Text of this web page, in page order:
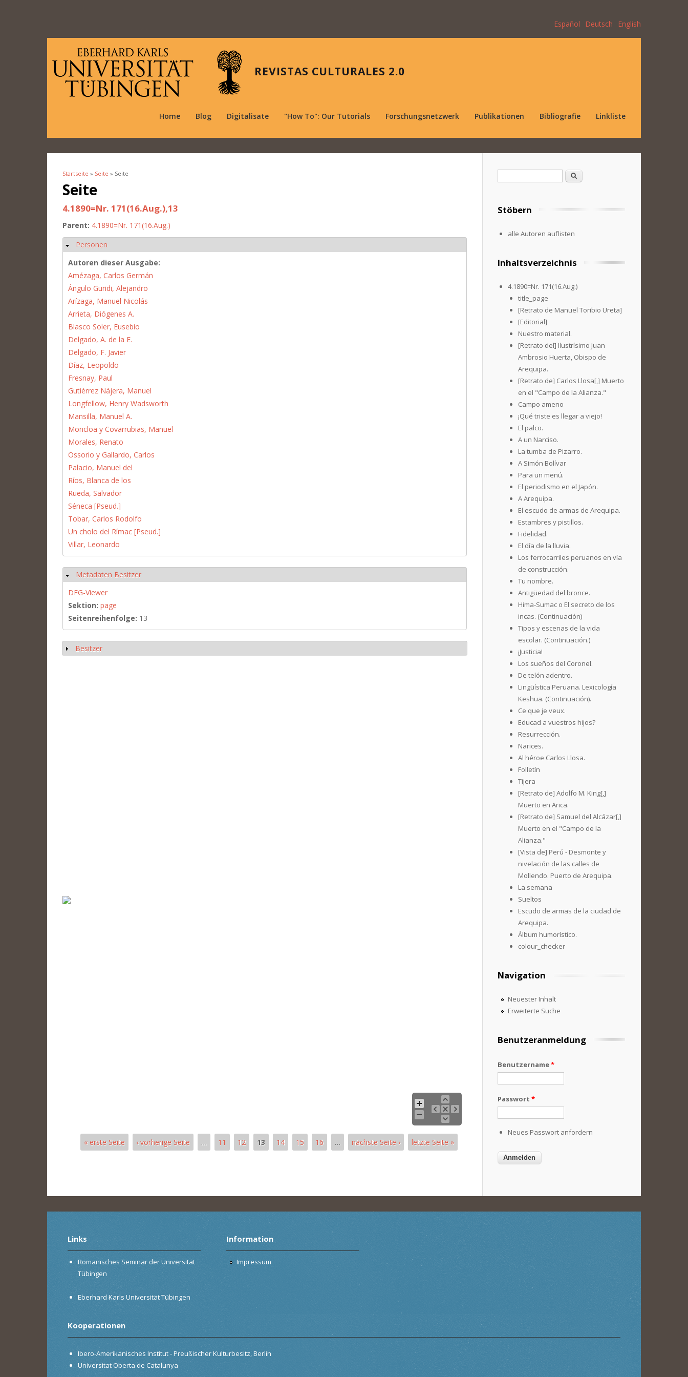
Español Deutsch English
REVISTAS CULTURALES 2.0
Home Blog Digitalisate "How To": Our Tutorials Forschungsnetzwerk Publikationen Bibliografie Linkliste
Sie sind hier
Startseite » Seite » Seite
Seite
4.1890=Nr. 171(16.Aug.),13
Parent: 4.1890=Nr. 171(16.Aug.)
Ausblenden
Personen
Autoren dieser Ausgabe:
Amézaga, Carlos Germán
Ángulo Guridi, Alejandro
Arízaga, Manuel Nicolás
Arrieta, Diógenes A.
Blasco Soler, Eusebio
Delgado, A. de la E.
Delgado, F. Javier
Díaz, Leopoldo
Fresnay, Paul
Gutiérrez Nájera, Manuel
Longfellow, Henry Wadsworth
Mansilla, Manuel A.
Moncloa y Covarrubias, Manuel
Morales, Renato
Ossorio y Gallardo, Carlos
Palacio, Manuel del
Ríos, Blanca de los
Rueda, Salvador
Séneca [Pseud.]
Tobar, Carlos Rodolfo
Un cholo del Rímac [Pseud.]
Villar, Leonardo
Ausblenden
Metadaten Besitzer
DFG-Viewer
Sektion: page
Seitenreihenfolge: 13
Anzeigen
Besitzer
« erste Seite ‹ vorherige Seite … 11 12 13 14 15 16 … nächste Seite › letzte Seite »
Suche
Stöbern
alle Autoren auflisten
Inhaltsverzeichnis
4.1890=Nr. 171(16.Aug.)
title_page
[Retrato de Manuel Toribio Ureta]
[Editorial]
Nuestro material.
[Retrato del] Ilustrísimo Juan
Ambrosio Huerta, Obispo de
Arequipa.
[Retrato de] Carlos Llosa[,] Muerto
en el "Campo de la Alianza."
Campo ameno
¡Qué triste es llegar a viejo!
El palco.
A un Narciso.
La tumba de Pizarro.
A Simón Bolívar
Para un menú.
El periodismo en el Japón.
A Arequipa.
El escudo de armas de Arequipa.
Estambres y pistillos.
Fidelidad.
El día de la lluvia.
Los ferrocarriles peruanos en vía
de construcción.
Tu nombre.
Antigüedad del bronce.
Hima-Sumac o El secreto de los
incas. (Continuación)
Tipos y escenas de la vida
escolar. (Continuación.)
¡Justicia!
Los sueños del Coronel.
De telón adentro.
Lingüística Peruana. Lexicología
Keshua. (Continuación).
Ce que je veux.
Educad a vuestros hijos?
Resurrección.
Narices.
Al héroe Carlos Llosa.
Folletín
Tijera
[Retrato de] Adolfo M. King[,]
Muerto en Arica.
[Retrato de] Samuel del Alcázar[,]
Muerto en el "Campo de la
Alianza."
[Vista de] Perú - Desmonte y
nivelación de las calles de
Mollendo. Puerto de Arequipa.
La semana
Sueltos
Escudo de armas de la ciudad de
Arequipa.
Álbum humorístico.
colour_checker
Navigation
Neuester Inhalt
Erweiterte Suche
Benutzeranmeldung
Benutzername*
Passwort *
Neues Passwort anfordern
Links
Romanisches Seminar der Universität
Tübingen
Eberhard Karls Universität Tübingen
Information
Impressum
Kooperationen
Ibero-Amerikanisches Institut - Preußischer Kulturbesitz, Berlin
Universitat Oberta de Catalunya